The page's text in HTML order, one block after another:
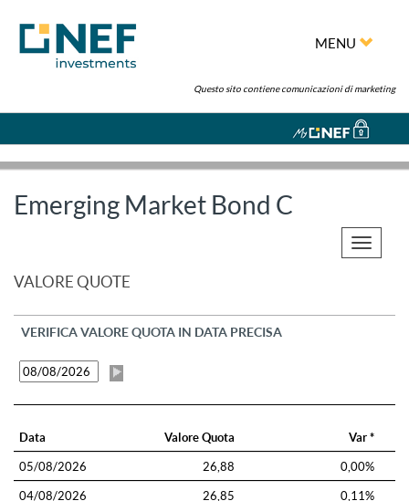
MENU
Questo sito contiene comunicazioni di marketing
Emerging Market Bond C
Toggle
VALORE QUOTE